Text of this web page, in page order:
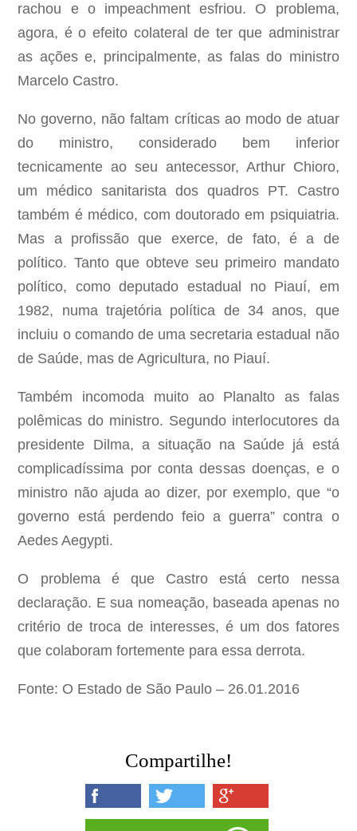
rachou e o impeachment esfriou. O problema,
agora, é o efeito colateral de ter que administrar
as ações e, principalmente, as falas do ministro
Marcelo Castro.
No governo, não faltam críticas ao modo de atuar
do ministro, considerado bem inferior
tecnicamente ao seu antecessor, Arthur Chioro,
um médico sanitarista dos quadros PT. Castro
também é médico, com doutorado em psiquiatria.
Mas a profissão que exerce, de fato, é a de
político. Tanto que obteve seu primeiro mandato
político, como deputado estadual no Piauí, em
1982, numa trajetória política de 34 anos, que
incluiu o comando de uma secretaria estadual não
de Saúde, mas de Agricultura, no Piauí.
Também incomoda muito ao Planalto as falas
polêmicas do ministro. Segundo interlocutores da
presidente Dilma, a situação na Saúde já está
complicadíssima por conta dessas doenças, e o
ministro não ajuda ao dizer, por exemplo, que “o
governo está perdendo feio a guerra” contra o
Aedes Aegypti.
O problema é que Castro está certo nessa
declaração. E sua nomeação, baseada apenas no
critério de troca de interesses, é um dos fatores
que colaboram fortemente para essa derrota.
Fonte: O Estado de São Paulo – 26.01.2016
Compartilhe!